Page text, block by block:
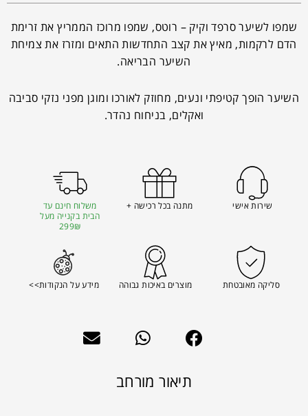
שמפו לשיער סרפד וקיק – רוטס, שמפו מרוכז הממריץ את זרימת
הדם לרקמות, מאיץ את קצב התחדשות התאים ומזרז את צמיחת
השיער הבריאה.
השיער הופך קטיפתי ונעים, מחוזק לאורכו ומוגן מפני נזקי סביבה
ואקלים, בניחוח נהדר.
שירות אישי מתנה בכל רכישה +
משלוח חינם עד
הבית בקנייה מעל
299₪
סליקה מאובטחת מוצרים באיכות גבוהה מידע על הנקודות>>
תיאור מורחב